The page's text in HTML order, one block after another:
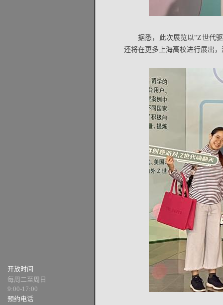
开放时间
每周二至周日
9:00-17:00
预约电话
据悉，此次展览以“Z世代
还将在更多上海高校进行展出